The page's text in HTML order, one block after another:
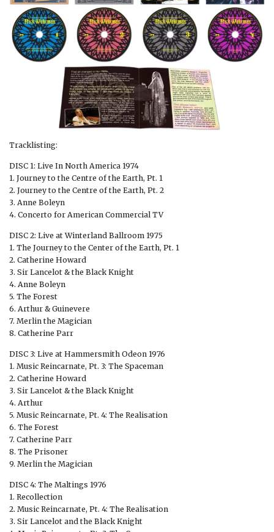
Tracklisting:
DISC 1: Live In North America 1974
1. Journey to the Centre of the Earth, Pt. 1
2. Journey to the Centre of the Earth, Pt. 2
3. Anne Boleyn
4. Concerto for American Commercial TV
DISC 2: Live at Winterland Ballroom 1975
1. The Journey to the Center of the Earth, Pt. 1
2. Catherine Howard
3. Sir Lancelot & the Black Knight
4. Anne Boleyn
5. The Forest
6. Arthur & Guinevere
7. Merlin the Magician
8. Catherine Parr
DISC 3: Live at Hammersmith Odeon 1976
1. Music Reincarnate, Pt. 3: The Spaceman
2. Catherine Howard
3. Sir Lancelot & the Black Knight
4. Arthur
5. Music Reincarnate, Pt. 4: The Realisation
6. The Forest
7. Catherine Parr
8. The Prisoner
9. Merlin the Magician
DISC 4: The Maltings 1976
1. Recollection
2. Music Reincarnate, Pt. 4: The Realisation
3. Sir Lancelot and the Black Knight